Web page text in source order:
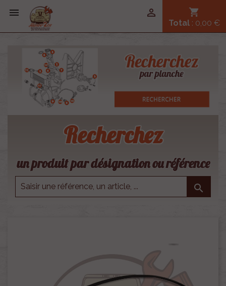
 shopping_cart
Total : 0,00 €

Recherchez
un produit par désignation ou référence
